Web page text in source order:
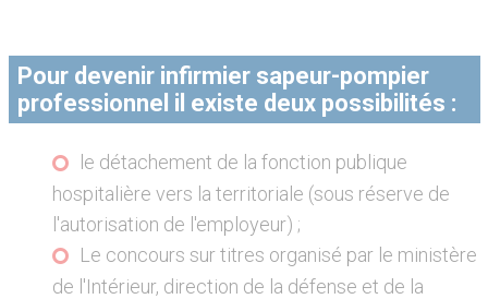
Pour devenir infirmier sapeur-pompier
professionnel il existe deux possibilités :
le détachement de la fonction publique
hospitalière vers la territoriale (sous réserve de
l'autorisation de l'employeur) ;
Le concours sur titres organisé par le ministère
de l'Intérieur, direction de la défense et de la